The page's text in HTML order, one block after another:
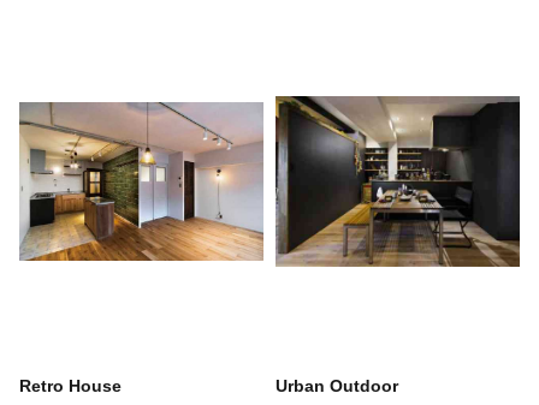
Retro House Urban Outdoor